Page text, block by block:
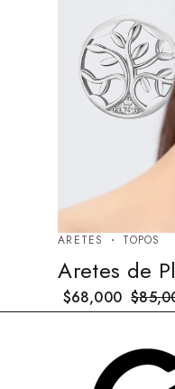
ARETES TOPOS
Aretes de
$
$68,000